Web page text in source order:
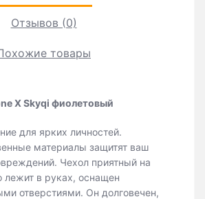
Отзывов (0)
товары
X Skyqi фиолетовый
для ярких личностей.
материалы защитят ваш
Чехол приятный на
лежит в руках, оснащен
отверстиями. Он долговечен,